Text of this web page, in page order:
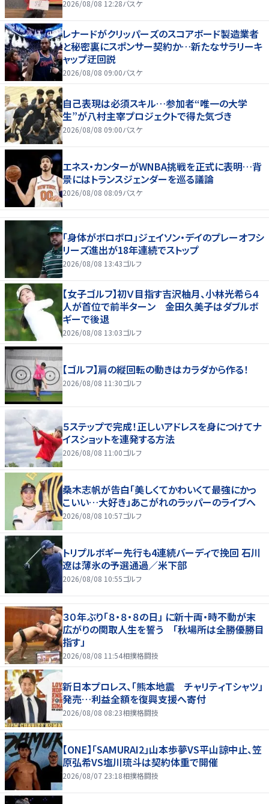
2026/08/08 12:28バスケ
レナードがクリッパーズのスコアボード製造業者
と秘密裏にスポンサー契約か‬…新たなサラリーキ
ャップ迂回説
2026/08/08 09:00バスケ
自己表現は必須スキル…参加者“唯一の大学
生”が八村主宰プロジェクトで得た気づき
2026/08/08 09:00バスケ
エネス・カンターがWNBA挑戦を正式に表明…背
景にはトランスジェンダーを巡る議論
2026/08/08 08:09バスケ
「身体がボロボロ」ジェイソン・デイのプレーオフシ
リーズ進出が18年連続でストップ
2026/08/08 13:43ゴルフ
【女子ゴルフ】初Ｖ目指す吉沢柚月、小林光希ら４
人が首位で前半ターン 金田久美子はダブルボ
ギーで後退
2026/08/08 13:03ゴルフ
【ゴルフ】肩の縦回転の動きはカラダから作る！
2026/08/08 11:30ゴルフ
５ステップで完成！正しいアドレスを身につけてナ
イスショットを連発する方法
2026/08/08 11:00ゴルフ
桑木志帆が告白「美しくてかわいくて最強にかっ
こいい…大好き」あこがれのラッパーのライブへ
2026/08/08 10:57ゴルフ
トリプルボギー先行も4連続バーディで挽回 石川
遼は薄氷の予選通過／米下部
2026/08/08 10:55ゴルフ
３０年ぶり「８・８・８の日」 に新十両・時不動が末
広がりの関取人生を誓う 「秋場所は全勝優勝目
指す」
2026/08/08 11:54相撲格闘技
新日本プロレス、「熊本地震 チャリティＴシャツ」
発売…利益全額を復興支援へ寄付
2026/08/08 08:23相撲格闘技
【ONE】「SAMURAI2」山本歩夢VS平山諒中止、笠
原弘希VS塩川琉斗は契約体重で開催
2026/08/07 23:18相撲格闘技